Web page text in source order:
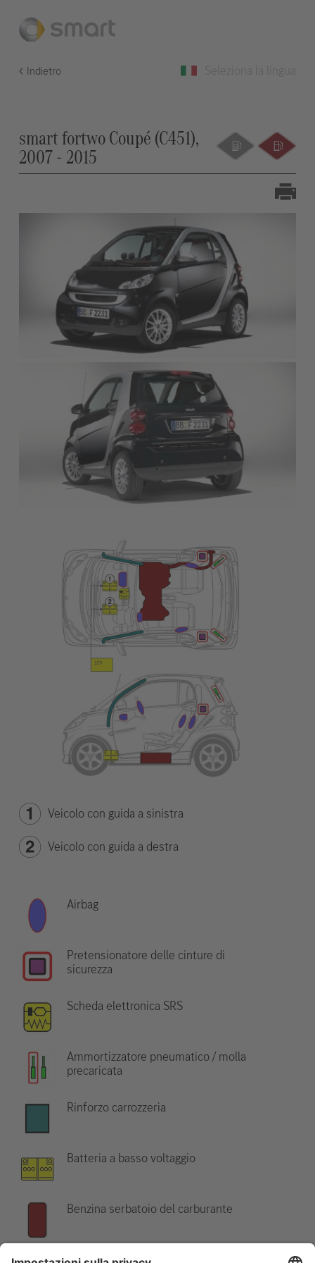
Indietro
smart fortwo Coupé (C451),
2007 - 2015
Veicolo con guida a sinistra
Veicolo con guida a destra
Airbag
Pretensionatore delle cinture di
sicurezza
Scheda elettronica SRS
Ammortizzatore pneumatico / molla
precaricata
Rinforzo carrozzeria
Batteria a basso voltaggio
Benzina serbatoio del carburante